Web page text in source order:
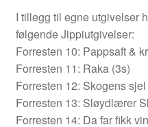
Bjørn Bjarre
Bjørn Ousland
Christian Hartmann
I tillegg til egne utgivelser
følgende Jippiutgivelser:
Forresten 10: Pappsaft &
Forresten 11: Raka (3s)
Forresten 12: Skogens sjel
Forresten 13: Sløydlærer
Forresten 14: Da far fikk